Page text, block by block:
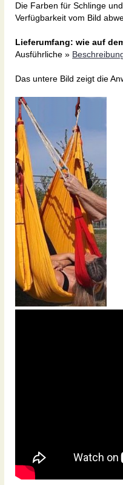
Die Farben für Schlinge
Verfügbarkeit vom Bild
Lieferumfang: wie auf
Ausführliche »
Das untere Bild zeigt die